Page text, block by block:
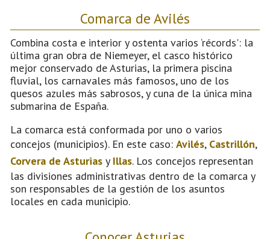
Comarca de Avilés
Combina costa e interior y ostenta varios ‘récords': la
última gran obra de Niemeyer, el casco histórico
mejor conservado de Asturias, la primera piscina
fluvial, los carnavales más famosos, uno de los
quesos azules más sabrosos, y cuna de la única mina
submarina de España.
La comarca está conformada por uno o varios
concejos (municipios). En este caso: Avilés, Castrillón,
Corvera de Asturias y Illas. Los concejos representan
las divisiones administrativas dentro de la comarca y
son responsables de la gestión de los asuntos
locales en cada municipio.